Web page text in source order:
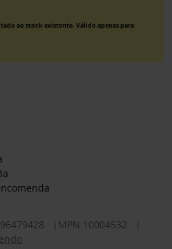
ao stock existente. Válido apenas para
MPN 10004532